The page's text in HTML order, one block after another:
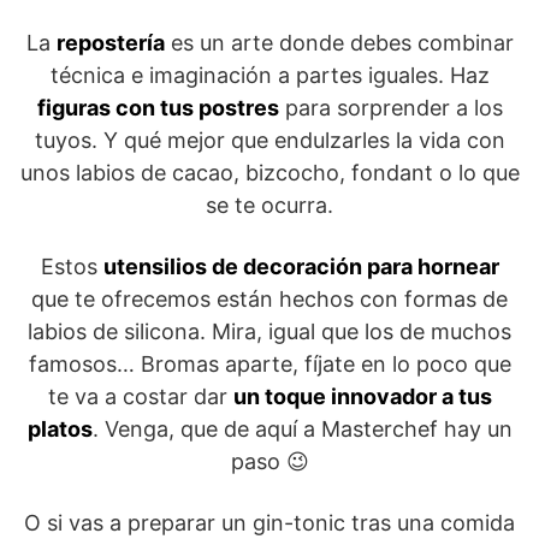
La reposteríaes un arte donde debes combinar
técnica e imaginación a partes iguales. Haz
figuras con tus postrespara sorprender a los
tuyos. Y qué mejor que endulzarles la vida con
unos labios de cacao, bizcocho, fondant o lo que
se te ocurra.
Estos utensilios de decoración para hornear
que te ofrecemos están hechos con formas de
labios de silicona. Mira, igual que los de muchos
famosos… Bromas aparte, fíjate en lo poco que
te va a costar dar un toque innovador a tus
platos. Venga, que de aquí a Masterchef hay un
paso 😉
O si vas a preparar un gin-tonic tras una comida